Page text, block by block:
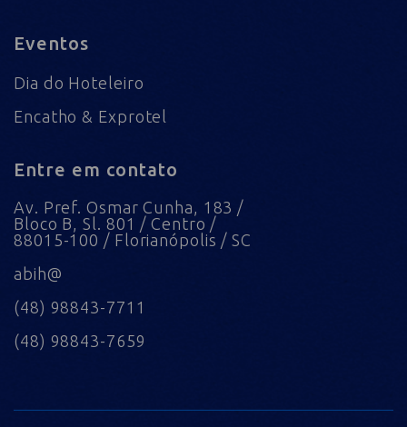
Eventos
Dia do Hoteleiro
Encatho & Exprotel
Entre em contato
Av. Pref. Osmar Cunha, 183 /
Bloco B, Sl. 801 / Centro /
88015-100 / Florianópolis / SC
abih@
(48) 98843-7711
(48) 98843-7659